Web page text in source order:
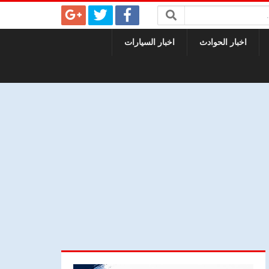
اخبار الحوادث اخبار السيارات